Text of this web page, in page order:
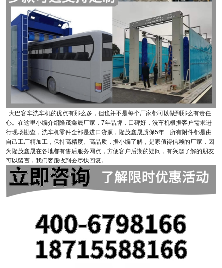
大巴客车洗车机的优点有那么多，但也并不是每个厂家都可以做到那么有责任
心。在这里小编介绍隆茂鑫晟厂家，7年品牌，口碑好，洗车机根据客户需求进
行现场勘查，洗车机零件全部是进口货源，隆茂鑫晟质保5年，所有附件都是由
自己工厂精加工，保持高精度、高品质，据小编了解，是家值得信赖的厂家，因
为隆茂鑫晟在各地都有售后服务网点，方便客户后期的疑问，有兴趣了解的朋友
可以留言，我们客服收到会尽快回复。